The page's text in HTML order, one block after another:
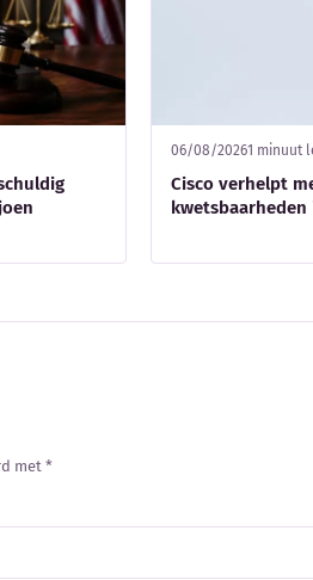
06/08/20261 minuut
Cisco verhelpt
kwetsbaarheden
met *